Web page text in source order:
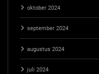
oktober 2024
september 2024
augustus 2024
juli 2024